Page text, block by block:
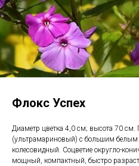
Флокс Успех
Диаметр цветка 4,0 см; высота 70 см.
(ультрамариновый) с большим белым
колесовидный. Соцветие округло-
мощный, компактный, быстро